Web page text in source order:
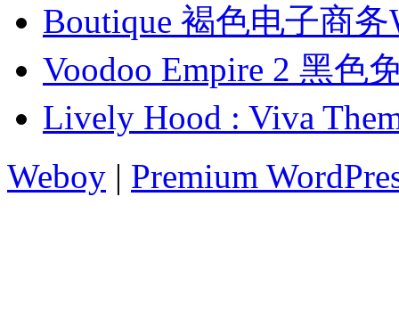
Boutique 褐色电子商
Voodoo Empire 2 黑色
Lively Hood : Viva
Weboy | Premium